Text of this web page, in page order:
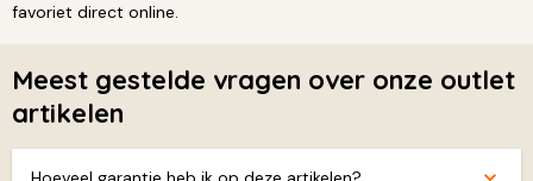
favoriet direct online.
Meest gestelde vragen over onze outlet
artikelen